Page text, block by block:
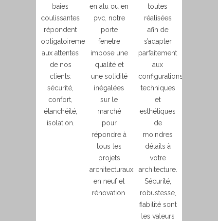
baies
coulissantes
répondent
obligatoirement
aux attentes
de nos
clients:
sécurité,
confort,
étanchéité,
isolation.
en alu ou en
pvc, notre
porte
fenetre
impose une
qualité et
une solidité
inégalées
sur le
marché
pour
répondre à
tous les
projets
architecturaux
en neuf et
rénovation.
toutes
réalisées
afin de
s’adapter
parfaitement
aux
configurations
techniques
et
esthétiques
de
moindres
détails à
votre
architecture.
Sécurité,
robustesse,
fiabilité sont
les valeurs